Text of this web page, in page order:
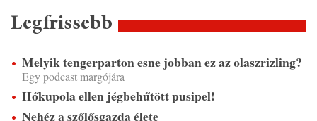
Legfrissebb
Melyik tengerparton esne jobban ez az olaszrizling?
Egy podcast margójára
Hőkupola ellen jégbehűtött pusipel!
Nehéz a szőlősgazda élete